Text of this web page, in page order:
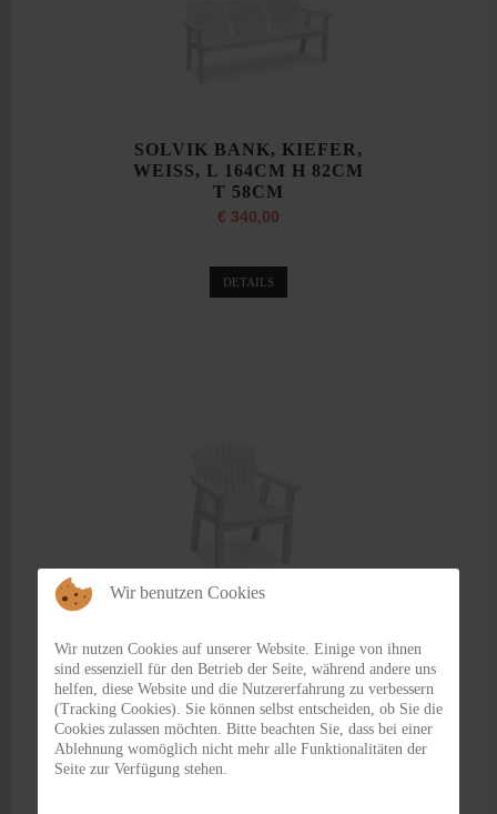
SOLVIK BANK, KIEFER,
WEISS, L 164CM H 82CM
T 58CM
€ 340,00
DETAILS
SOLVIK SESSEL,
KIEFER, WEISS, B 64CM
H 82CM T 58CM
€ 190,00
DETAILS
Wir benutzen Cookies
Wir nutzen Cookies auf unserer Website. Einige von ihnen
sind essenziell für den Betrieb der Seite, während andere uns
helfen, diese Website und die Nutzererfahrung zu verbessern
(Tracking Cookies). Sie können selbst entscheiden, ob Sie die
Cookies zulassen möchten. Bitte beachten Sie, dass bei einer
Ablehnung womöglich nicht mehr alle Funktionalitäten der
Seite zur Verfügung stehen.